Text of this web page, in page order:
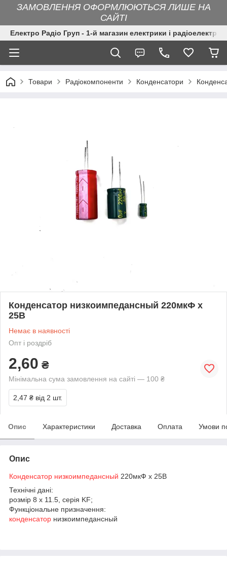
ЗАМОВЛЕННЯ ОФОРМЛЮЮТЬСЯ ЛИШЕ НА
САЙТІ
Електро Радіо Груп - 1-й магазин електрики і
Товари Радіокомпоненти Конденсатори
Конденсатор низкоимпедансный 220мкФ х
25В
Немає в наявності
Опт і роздріб
2,60 ₴
Мінімальна сума замовлення на сайті — 100 ₴
2,47 ₴ від 2 шт.
Опис Характеристики Доставка Оплата Умови
Опис
Конденсатор низкоимпедансный 220мкФ х 25В
Технічні дані:
розмір 8 х 11.5, серія KF;
Функціональне призначення:
конденсатор низкоимпедансный